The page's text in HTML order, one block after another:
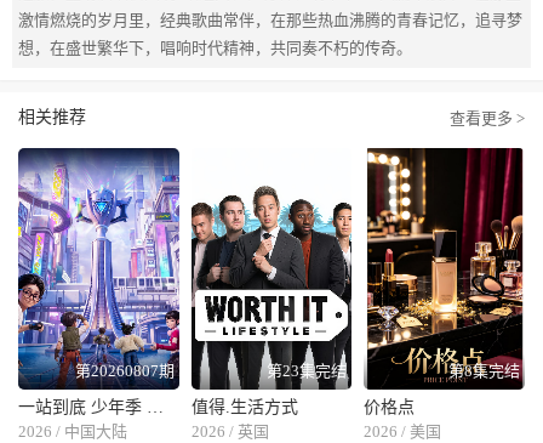
激情燃烧的岁月里，经典歌曲常伴，在那些热血沸腾的⻘春记忆，追寻梦
想，在盛世繁华下，唱响时代精神，共同奏不朽的传奇。
相关推荐 查看更多 >
第20260807期
一站到底 少年季 第二季
2026 / 中国大陆
第23集完结
值得.生活方式
2026 / 英国
第8集完结
价格点
2026 / 美国